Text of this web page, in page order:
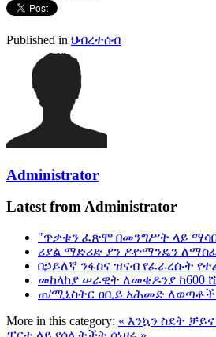
Published in ህብረተሰብ
Administrator
Latest from Administrator
"ጥቃቱን ፈጽሞ በመንግሥት ላይ
ሪያል ማድሪድ ያን ዶዮማንዴን
በኃይለኛ ንፋስና ዝናብ የፈራረሱት
መከላከያ ሠራዊት ለመቄዶንያ ከ600
ጠ/ሚኒስትር ዐቢይ አሕመድ ለወጣቶች
More in this category: « እንኳን ስደት